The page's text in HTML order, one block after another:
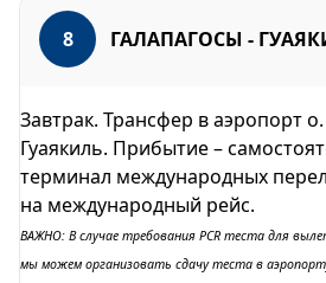
8 ГАЛАПАГОСЫ -
Завтрак. Трансфер в аэропорт
Гуаякиль. Прибытие –
терминал международных
на международный рейс.
ВАЖНО: В случае требования PCR теста для
мы можем организовать сдачу теста в